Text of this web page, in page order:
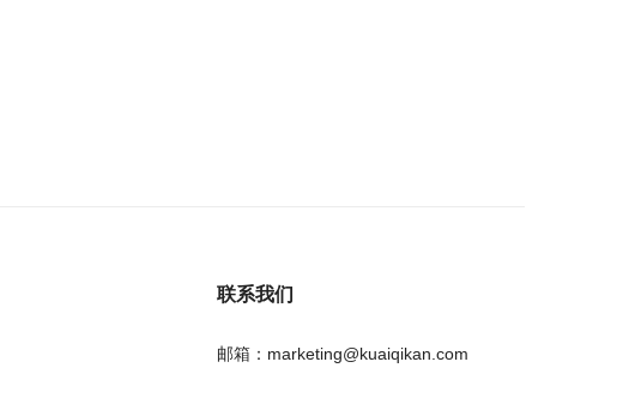
联系我们
邮箱：marketing@kuaiqikan.com